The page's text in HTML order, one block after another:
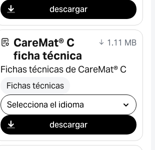
descargar
CareMat® C
ficha técnica
1.11 MB
Fichas técnicas de CareMat® C
Fichas técnicas
Seleccionar descarga
descargar